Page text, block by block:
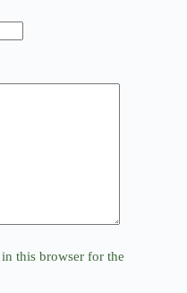
this browser for the